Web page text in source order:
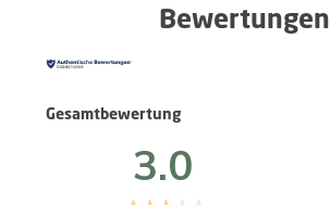
Bewertungen
Gesamtbewertung
3.0